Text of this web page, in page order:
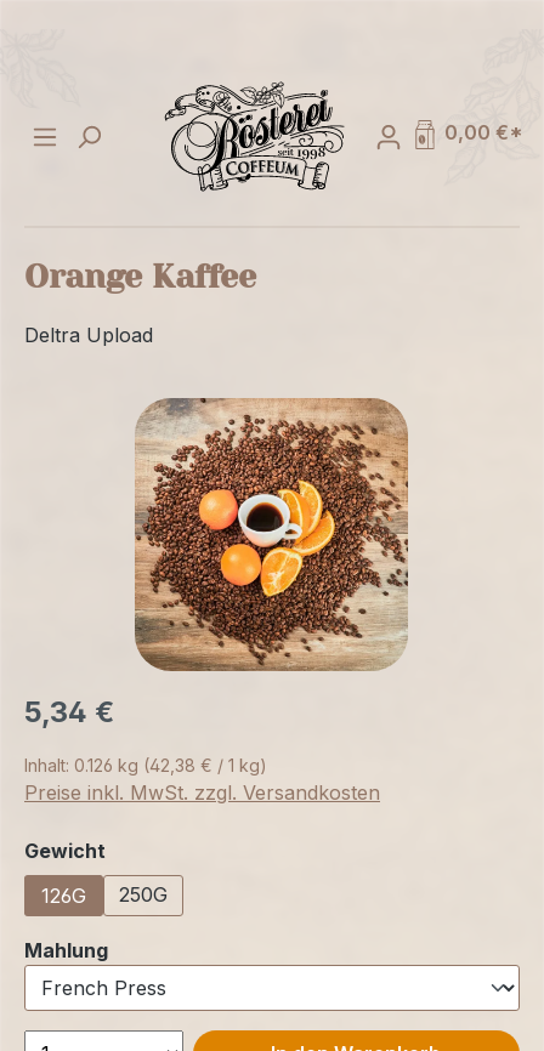
0,00 €*
Orange Kaffee
Deltra Upload
5,34 €
Inhalt: 0.126 kg (42,38 € / 1 kg)
Preise inkl. MwSt. zzgl. Versandkosten
Gewicht
126G
250G
Mahlungauswählen